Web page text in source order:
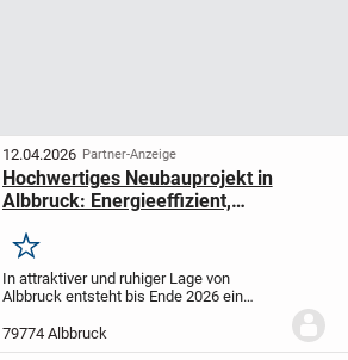
12.04.2026 Partner-Anzeige
Hochwertiges Neubauprojekt in
Albbruck: Energieeffizient,
familienfreundlich
Merken
In attraktiver und ruhiger Lage von
Albbruck entsteht bis Ende 2026 ein
Hauensteiner Straße 52. Dieses moderne
Mehrfamilienhaus bietet insgesamt neun
79774 Albbruck